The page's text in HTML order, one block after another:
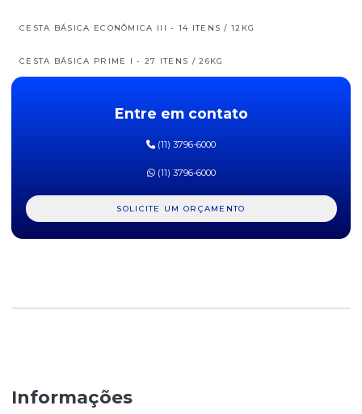
CESTA BÁSICA ECONÔMICA III - 14 ITENS / 12KG
CESTA BÁSICA PRIME I - 27 ITENS / 26KG
Entre em contato
(11) 3796-6000
(11) 3796-6000
SOLICITE UM ORÇAMENTO
Informações